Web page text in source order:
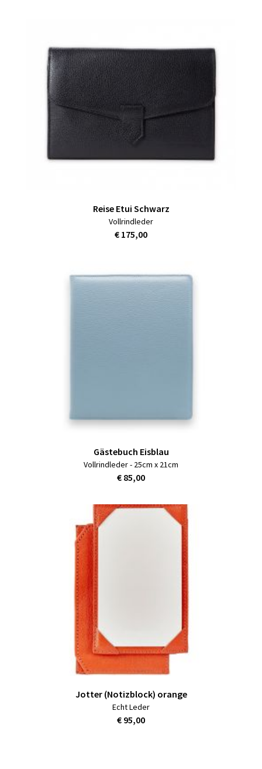
Reise Etui Schwarz
Vollrindleder
€ 175,00
Gästebuch Eisblau
Vollrindleder - 25cm x 21cm
€ 85,00
Jotter (Notizblock) orange
Echt Leder
€ 95,00